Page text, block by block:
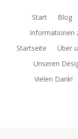
Start Blog
Informationen
Startseite
Über
Unseren
Vielen Dank!